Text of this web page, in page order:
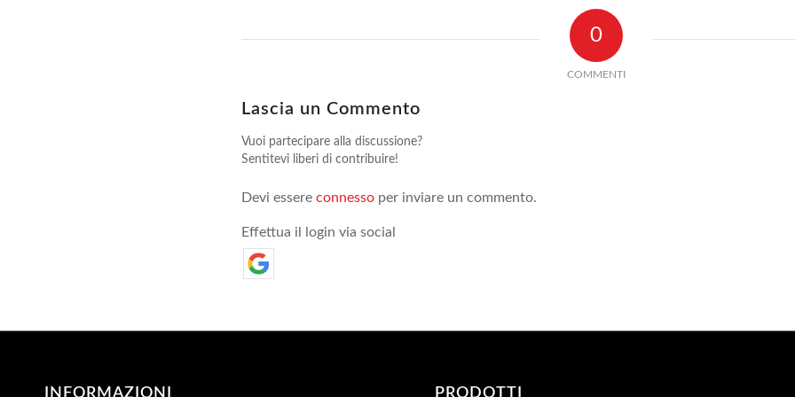
0
COMMENTI
Lascia un Commento
Vuoi partecipare alla discussione?
Sentitevi liberi di contribuire!
Devi essere connesso per inviare un commento.
Effettua il login via social
INFORMAZIONI PRODOTTI